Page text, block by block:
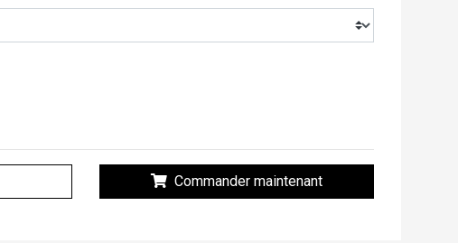
Commander maintenant